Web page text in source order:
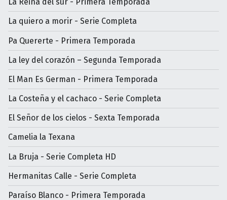
La quiero a morir - Serie Completa
Pa Quererte - Primera Temporada
La ley del corazón – Segunda Temporada
El Man Es German - Primera Temporada
La Costeña y el cachaco - Serie Completa
El Señor de los cielos - Sexta Temporada
Camelia la Texana
La Bruja - Serie Completa HD
Hermanitas Calle - Serie Completa
Paraíso Blanco - Primera Temporada